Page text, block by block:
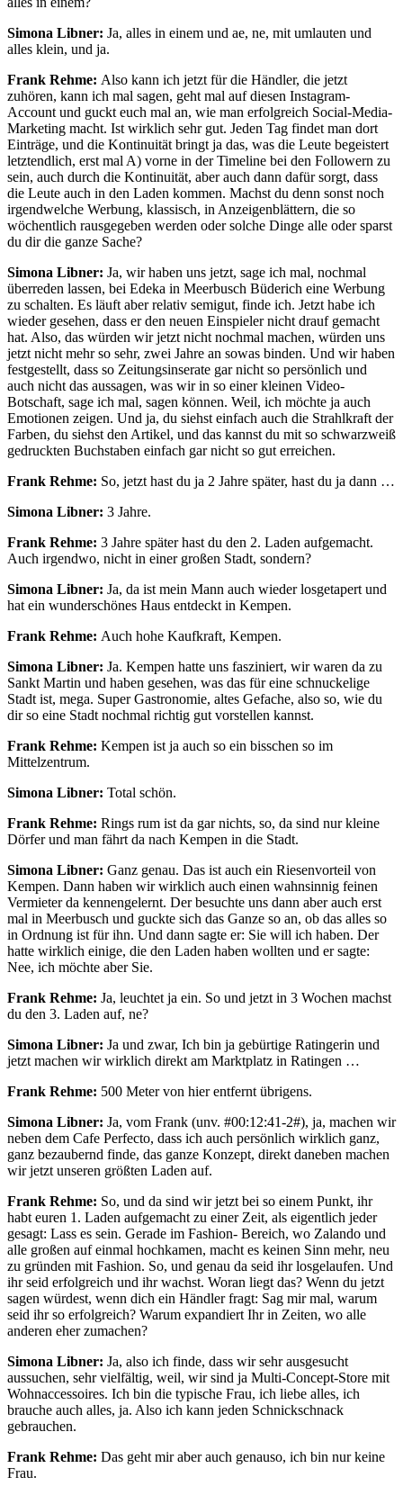
Simona Libner: Ja, alles in einem und ae, ne, mit umlauten und
alles klein, und ja.
Frank Rehme: Also kann ich jetzt für die Händler, die jetzt
zuhören, kann ich mal sagen, geht mal auf diesen Instagram-
Account und guckt euch mal an, wie man erfolgreich Social-Media-
Marketing macht. Ist wirklich sehr gut. Jeden Tag findet man dort
Einträge, und die Kontinuität bringt ja das, was die Leute begeistert
letztendlich, erst mal A) vorne in der Timeline bei den Followern zu
sein, auch durch die Kontinuität, aber auch dann dafür sorgt, dass
die Leute auch in den Laden kommen. Machst du denn sonst noch
irgendwelche Werbung, klassisch, in Anzeigenblättern, die so
wöchentlich rausgegeben werden oder solche Dinge alle oder sparst
du dir die ganze Sache?
Simona Libner: Ja, wir haben uns jetzt, sage ich mal, nochmal
überreden lassen, bei Edeka in Meerbusch Büderich eine Werbung
zu schalten. Es läuft aber relativ semigut, finde ich. Jetzt habe ich
wieder gesehen, dass er den neuen Einspieler nicht drauf gemacht
hat. Also, das würden wir jetzt nicht nochmal machen, würden uns
jetzt nicht mehr so sehr, zwei Jahre an sowas binden. Und wir haben
festgestellt, dass so Zeitungsinserate gar nicht so persönlich und
auch nicht das aussagen, was wir in so einer kleinen Video-
Botschaft, sage ich mal, sagen können. Weil, ich möchte ja auch
Emotionen zeigen. Und ja, du siehst einfach auch die Strahlkraft der
Farben, du siehst den Artikel, und das kannst du mit so schwarzweiß
gedruckten Buchstaben einfach gar nicht so gut erreichen.
Frank Rehme: So, jetzt hast du ja 2 Jahre später, hast du ja dann …
Simona Libner: 3 Jahre.
Frank Rehme: 3 Jahre später hast du den 2. Laden aufgemacht.
Auch irgendwo, nicht in einer großen Stadt, sondern?
Simona Libner: Ja, da ist mein Mann auch wieder losgetapert und
hat ein wunderschönes Haus entdeckt in Kempen.
Frank Rehme: Auch hohe Kaufkraft, Kempen.
Simona Libner: Ja. Kempen hatte uns fasziniert, wir waren da zu
Sankt Martin und haben gesehen, was das für eine schnuckelige
Stadt ist, mega. Super Gastronomie, altes Gefache, also so, wie du
dir so eine Stadt nochmal richtig gut vorstellen kannst.
Frank Rehme: Kempen ist ja auch so ein bisschen so im
Mittelzentrum.
Simona Libner: Total schön.
Frank Rehme: Rings rum ist da gar nichts, so, da sind nur kleine
Dörfer und man fährt da nach Kempen in die Stadt.
Simona Libner: Ganz genau. Das ist auch ein Riesenvorteil von
Kempen. Dann haben wir wirklich auch einen wahnsinnig feinen
Vermieter da kennengelernt. Der besuchte uns dann aber auch erst
mal in Meerbusch und guckte sich das Ganze so an, ob das alles so
in Ordnung ist für ihn. Und dann sagte er: Sie will ich haben. Der
hatte wirklich einige, die den Laden haben wollten und er sagte:
Nee, ich möchte aber Sie.
Frank Rehme: Ja, leuchtet ja ein. So und jetzt in 3 Wochen machst
du den 3. Laden auf, ne?
Simona Libner: Ja und zwar, Ich bin ja gebürtige Ratingerin und
jetzt machen wir wirklich direkt am Marktplatz in Ratingen …
Frank Rehme: 500 Meter von hier entfernt übrigens.
Simona Libner: Ja, vom Frank (unv. #00:12:41-2#), ja, machen wir
neben dem Cafe Perfecto, dass ich auch persönlich wirklich ganz,
ganz bezaubernd finde, das ganze Konzept, direkt daneben machen
wir jetzt unseren größten Laden auf.
Frank Rehme: So, und da sind wir jetzt bei so einem Punkt, ihr
habt euren 1. Laden aufgemacht zu einer Zeit, als eigentlich jeder
gesagt: Lass es sein. Gerade im Fashion- Bereich, wo Zalando und
alle großen auf einmal hochkamen, macht es keinen Sinn mehr, neu
zu gründen mit Fashion. So, und genau da seid ihr losgelaufen. Und
ihr seid erfolgreich und ihr wachst. Woran liegt das? Wenn du jetzt
sagen würdest, wenn dich ein Händler fragt: Sag mir mal, warum
seid ihr so erfolgreich? Warum expandiert Ihr in Zeiten, wo alle
anderen eher zumachen?
Simona Libner: Ja, also ich finde, dass wir sehr ausgesucht
aussuchen, sehr vielfältig, weil, wir sind ja Multi-Concept-Store mit
Wohnaccessoires. Ich bin die typische Frau, ich liebe alles, ich
brauche auch alles, ja. Also ich kann jeden Schnickschnack
gebrauchen.
Frank Rehme: Das geht mir aber auch genauso, ich bin nur keine
Frau.